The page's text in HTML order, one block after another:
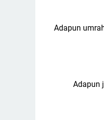
Adapun
Adapun